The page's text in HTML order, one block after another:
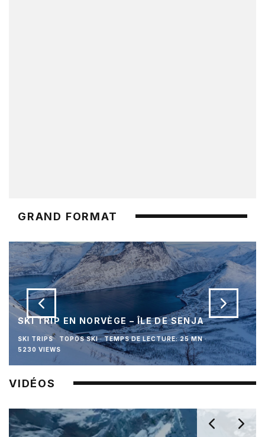
GRAND FORMAT
SKI TRIP EN NORVÈGE – ÎLE DE SENJA
SKI TRIPS TOPOS SKI · TEMPS DE LECTURE: 25 MN ·
5230 VIEWS
VIDÉOS